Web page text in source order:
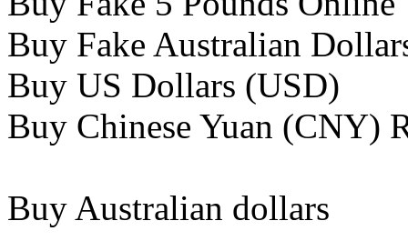
Buy Fake Australian
Buy US Dollars (USD)​
Buy Chinese Yuan (CNY)
Buy Australian dollars​